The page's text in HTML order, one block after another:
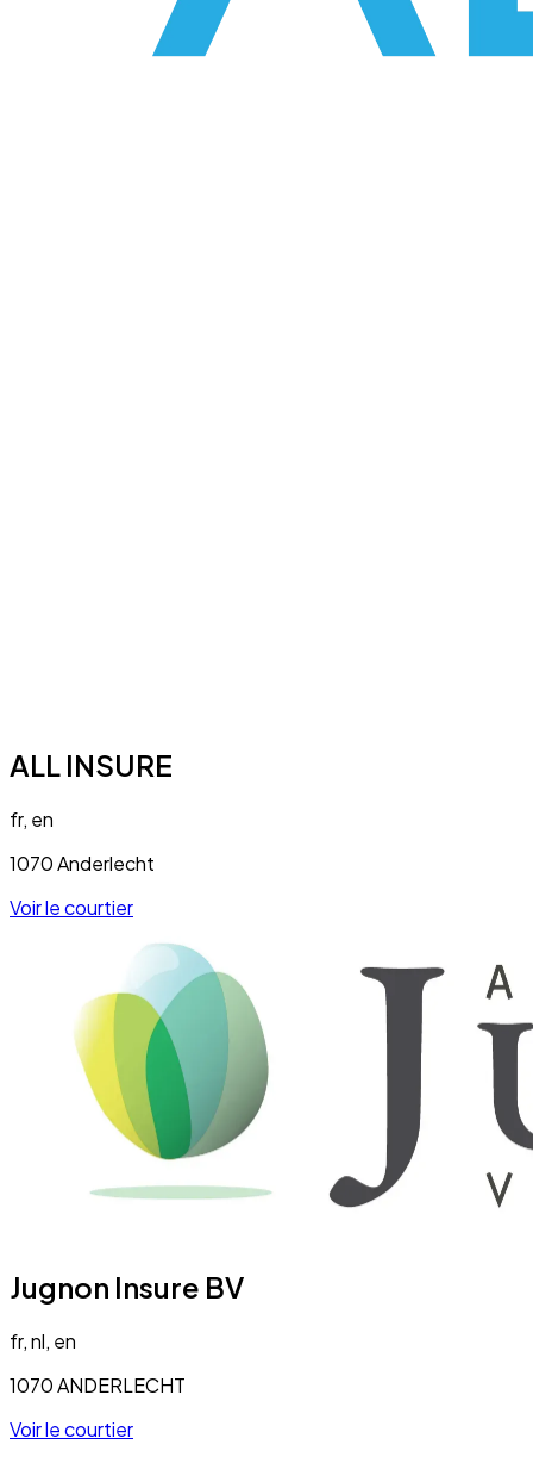
ALL INSURE
fr, en
1070 Anderlecht
Voir le courtier
Jugnon Insure BV
fr, nl, en
1070 ANDERLECHT
Voir le courtier